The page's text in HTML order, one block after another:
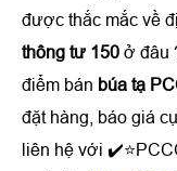
được thắc mắc về
thông tư 150 ở đâu
điểm bán búa tạ
đặt hàng, báo giá
liên hệ với